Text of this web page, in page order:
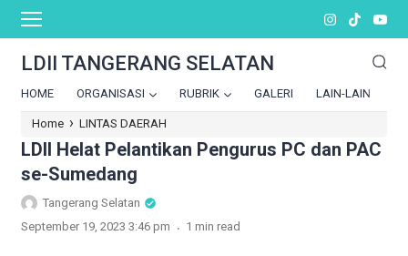
LDII TANGERANG SELATAN
HOME ORGANISASI RUBRIK GALERI LAIN-LAIN
Home › LINTAS DAERAH
LDII Helat Pelantikan Pengurus PC dan PAC
se-Sumedang
Tangerang Selatan
September 19, 2023 3:46 pm . 1 min read